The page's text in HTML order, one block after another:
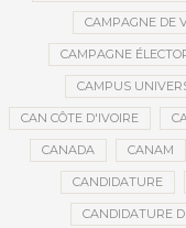
CAMPAGNE DE
CAMPAGNE
CAMPUS
CAN CÔTE D'IVOIRE
CANADA CANAM
CANDIDATURE
CANDIDATURE